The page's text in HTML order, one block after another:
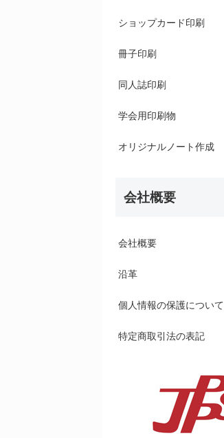
ショップカード印刷
冊子印刷
同人誌印刷
学会用印刷物
オリジナルノート作成
会社概要
会社概要
沿革
個人情報の保護について
特定商取引法の表記